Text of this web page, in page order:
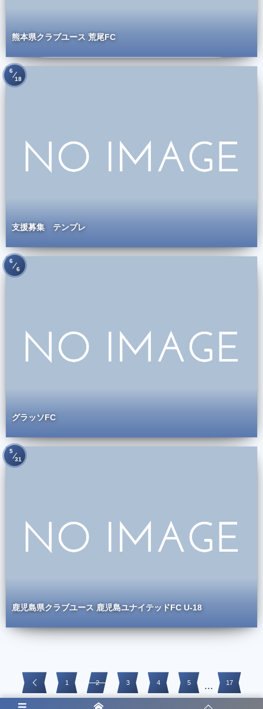
熊本県クラブユース 荒尾FC
支援募集 テンプレ
6
18
グラッソFC
6
6
鹿児島県クラブユース 鹿児島ユナイテッドFC U-18
5
31
1 2 3 4 5 ... 17